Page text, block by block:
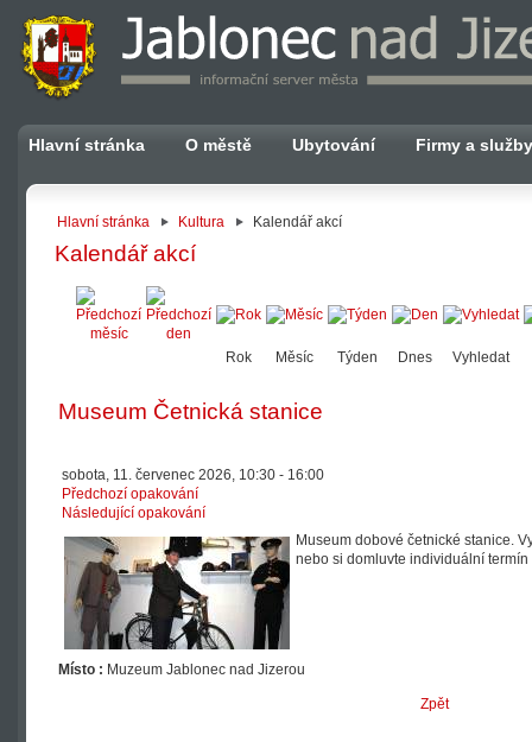
Hlavní stránka O městě Ubytování Firmy a služby
Hlavní stránka Kultura Kalendář akcí
Kalendář akcí
Rok Měsíc Týden Dnes Vyhledat
Museum Četnická stanice
sobota, 11. červenec 2026, 10:30 - 16:00
Předchozí opakování
Následující opakování
Museum dobové četnické stanice.
nebo si domluvte individuální
Místo : Muzeum Jablonec nad Jizerou
Zpět